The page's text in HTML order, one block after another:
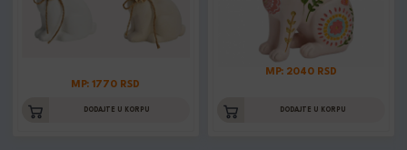
MP: 1770 RSD
DODAJTE U KORPU
MP: 2040 RSD
DODAJTE U KORPU